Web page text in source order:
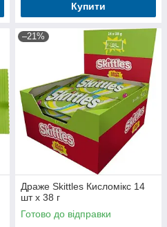
Купити
–21%
Драже Skittles Кисломікс 14
шт x 38 г
Готово до відправки